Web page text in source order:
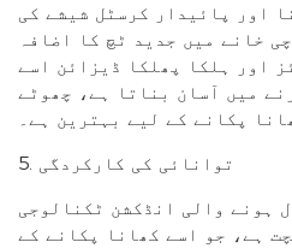
اور پائیدار کرسٹل شیشے کی
خانے میں جدید ٹچ کا اضافہ
اور ہلکا پھلکا ڈیزائن اسے
میں آسان بناتا ہے، چھوٹے
پکانے کے لیے بہترین ہے۔
5. توانائی کی کارکردگی
ہونے والی انڈکشن ٹکنالوجی
ہے، جو اسے کھانا پکانے کے